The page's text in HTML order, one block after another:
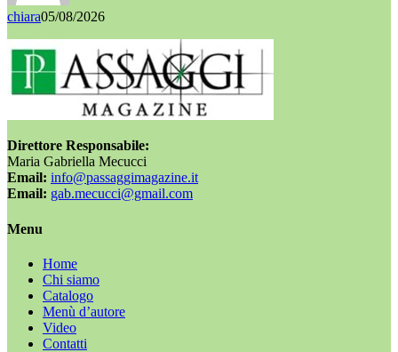
chiara05/08/2026
Direttore Responsabile:
Maria Gabriella Mecucci
Email: info@passaggimagazine.it
Email: gab.mecucci@gmail.com
Menu
Home
Chi siamo
Catalogo
Menù d’autore
Video
Contatti